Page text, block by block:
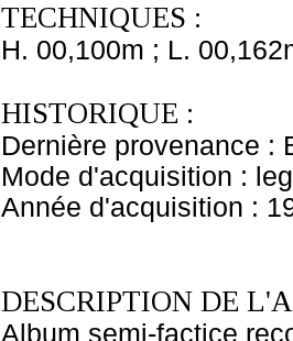
TECHNIQUES :
H. 00,100m ; L.
HISTORIQUE :
Dernière provenance :
Mode d'acquisition :
Année d'acquisition :
DESCRIPTION DE
Album semi-factice